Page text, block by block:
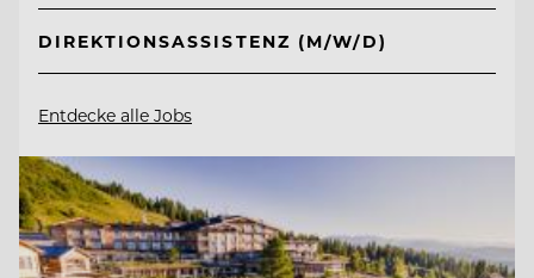
DIREKTIONSASSISTENZ (M/W/D)
Entdecke alle Jobs